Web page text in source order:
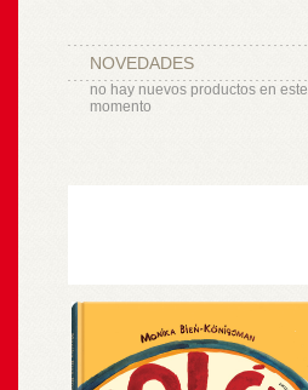
NOVEDADES
no hay nuevos productos en este
momento